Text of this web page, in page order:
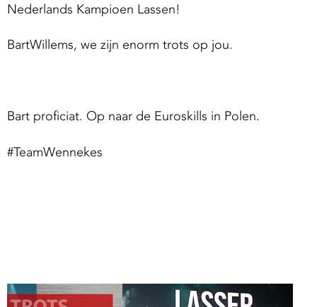
Nederlands Kampioen Lassen!
BartWillems, we zijn enorm trots op jou.
Bart proficiat. Op naar de Euroskills in Polen.
#TeamWennekes